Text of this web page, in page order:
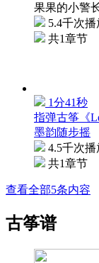
果果的小警
5.4千次播
共1章节
1分41秒
指弹古筝《
墨韵随步摇
4.5千次播
共1章节
查看全部5条内容
古筝谱